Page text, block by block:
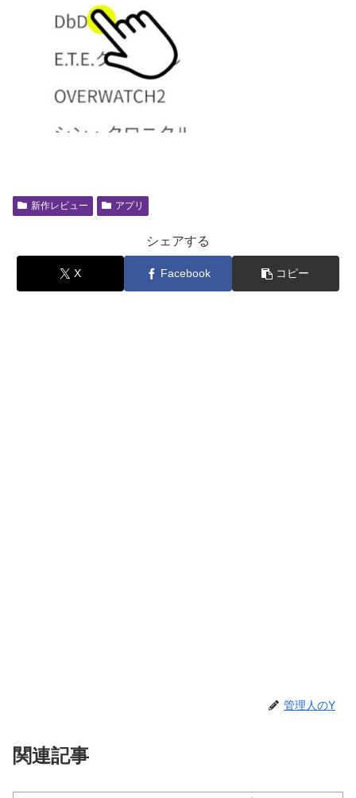
新作レビュー アプリ
シェアする
X Facebook コピー
管理人のY
関連記事